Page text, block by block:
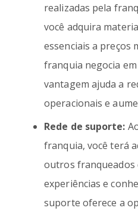
realizadas pela
você adquira
essenciais a preços
franquia negocia
vantagem ajuda a
operacionais e
Rede de suporte:
franquia, você terá
outros franqueados
experiências e
suporte oferece a